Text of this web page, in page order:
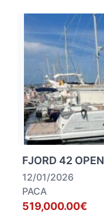
FJORD 42 OPEN
12/01/2026
PACA
519,000.00€